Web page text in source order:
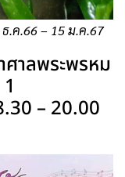
.ค.66 – 15 ม.ค.67
าลพระพรหม
– 20.00